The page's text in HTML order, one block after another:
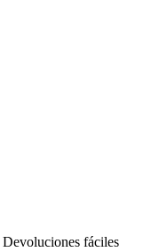
Devoluciones fáciles